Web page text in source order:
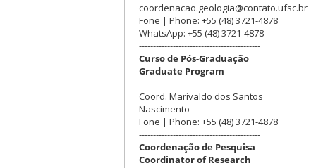
coordenacao.geologia@contato.ufsc.br
Fone | Phone: +55 (48) 3721-4878
WhatsApp: +55 (48) 3721-4878
-------------------------------------------
Curso de Pós-Graduação
Graduate Program
Coord. Marivaldo dos Santos
Nascimento
Fone | Phone: +55 (48) 3721-4878
-------------------------------------------
Coordenação de Pesquisa
Coordinator of Research